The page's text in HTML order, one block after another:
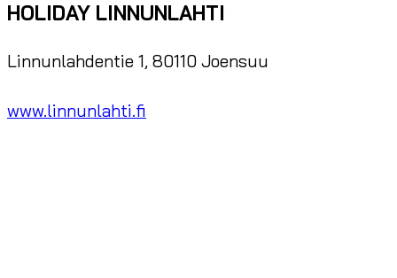
HOLIDAY LINNUNLAHTI
Linnunlahdentie 1, 80110 Joensuu
www.linnunlahti.fi